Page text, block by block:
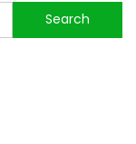
Search